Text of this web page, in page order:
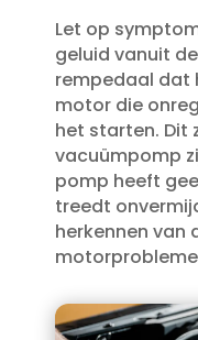
Let op
geluid vanuit
rempedaal dat
motor die
het starten.​ Dit
vacuümpomp
pomp heeft
treedt
herkennen van